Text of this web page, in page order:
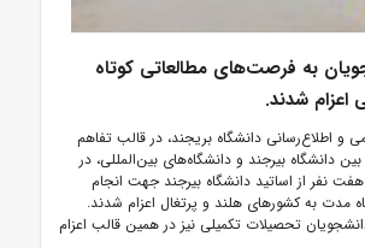
به فرصت‌های مطالعاتی کوتاه
اعزام شدند.
و اطلاع‌رسانی دانشگاه بریجند، در قالب تفاهم
دانشگاه بیرجند و دانشگاه‌های بین‌المللی، در
۱۴۰۲ تعداد هفت نفر از اساتید دانشگاه بیرجند جهت انجام
مدت به کشورهای هلند و پرتغال اعزام شدند.
تحصیلات تکمیلی نیز در همین قالب اعزام